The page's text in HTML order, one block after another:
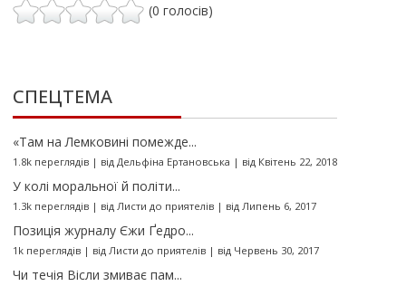
(0 голосів)
СПЕЦТЕМА
«Там на Лемковині помежде...
1.8k переглядів| від Дельфіна Ертановська | від Квітень 22, 2018
У колі моральної й політи...
1.3k переглядів| від Листи до приятелів| від Липень 6, 2017
Позиція журналу Єжи Ґедро...
1k переглядів| від Листи до приятелів| від Червень 30, 2017
Чи течія Вісли змиває пам...